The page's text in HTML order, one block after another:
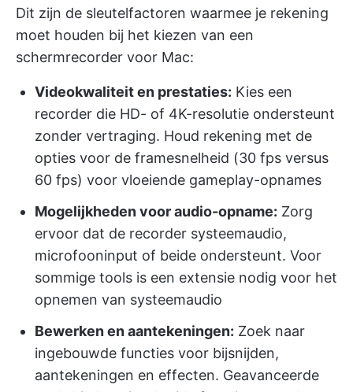
Dit zijn de sleutelfactoren waarmee je rekening
moet houden bij het kiezen van een
schermrecorder voor Mac:
Videokwaliteit en prestaties: Kies een
recorder die HD- of 4K-resolutie ondersteunt
zonder vertraging. Houd rekening met de
opties voor de framesnelheid (30 fps versus
60 fps) voor vloeiende gameplay-opnames
Mogelijkheden voor audio-opname: Zorg
ervoor dat de recorder systeemaudio,
microfooninput of beide ondersteunt. Voor
sommige tools is een extensie nodig voor het
opnemen van systeemaudio
Bewerken en aantekeningen: Zoek naar
ingebouwde functies voor bijsnijden,
aantekeningen en effecten. Geavanceerde